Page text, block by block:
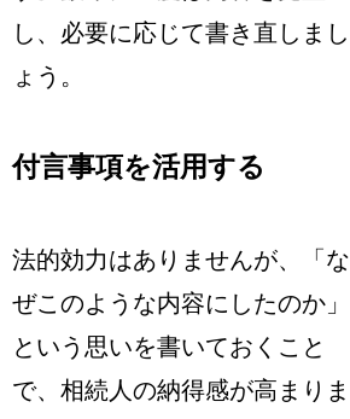
し、必要に応じて書き直しまし
ょう。
付言事項を活用する
法的効力はありませんが、「な
ぜこのような内容にしたのか」
という思いを書いておくこと
で、相続人の納得感が高まりま